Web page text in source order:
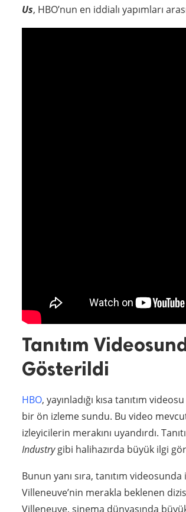
Us, HBO’nun en iddialı yapımları
Tanıtım
Gösterildi
HBO, yayınladığı kısa tanıtım
bir ön izleme sundu. Bu video
izleyicilerin merakını uyandırdı.
Industrygibi halihazırda büyük ilgi
Bunun yanı sıra, tanıtım
Villeneuve’nin merakla beklenen
Villeneuve, sinema dünyasında